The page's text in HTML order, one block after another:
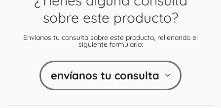
sobre este producto?
Envíanos tu consulta sobre este producto, rellenando el
siguiente formulario:
envíanos tu consulta